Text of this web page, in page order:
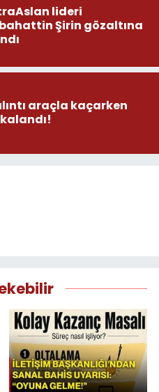
lideri
Şirin gözaltına
araçla kaçarken